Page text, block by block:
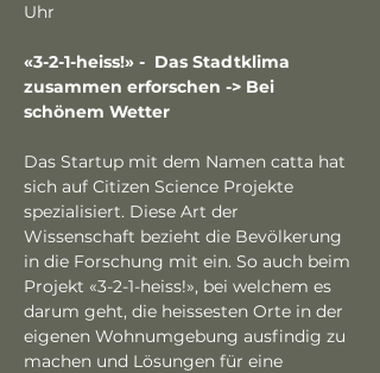
Uhr
«3-2-1-heiss!» -  Das Stadtklima
zusammen erforschen -> Bei
schönem Wetter
Das Startup mit dem Namen catta hat
sich auf Citizen Science Projekte
spezialisiert. Diese Art der
Wissenschaft bezieht die Bevölkerung
in die Forschung mit ein. So auch beim
Projekt «3-2-1-heiss!», bei welchem es
darum geht, die heissesten Orte in der
eigenen Wohnumgebung ausfindig zu
machen und Lösungen für eine